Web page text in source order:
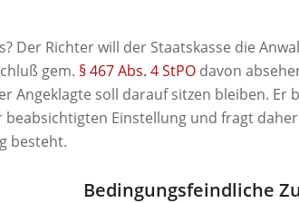
Der Richter will der Staatskasse die
gem. § 467 Abs. 4 StPO davon
Angeklagte soll darauf sitzen bleiben.
beabsichtigten Einstellung und fragt
besteht.
Bedingungsfeindliche